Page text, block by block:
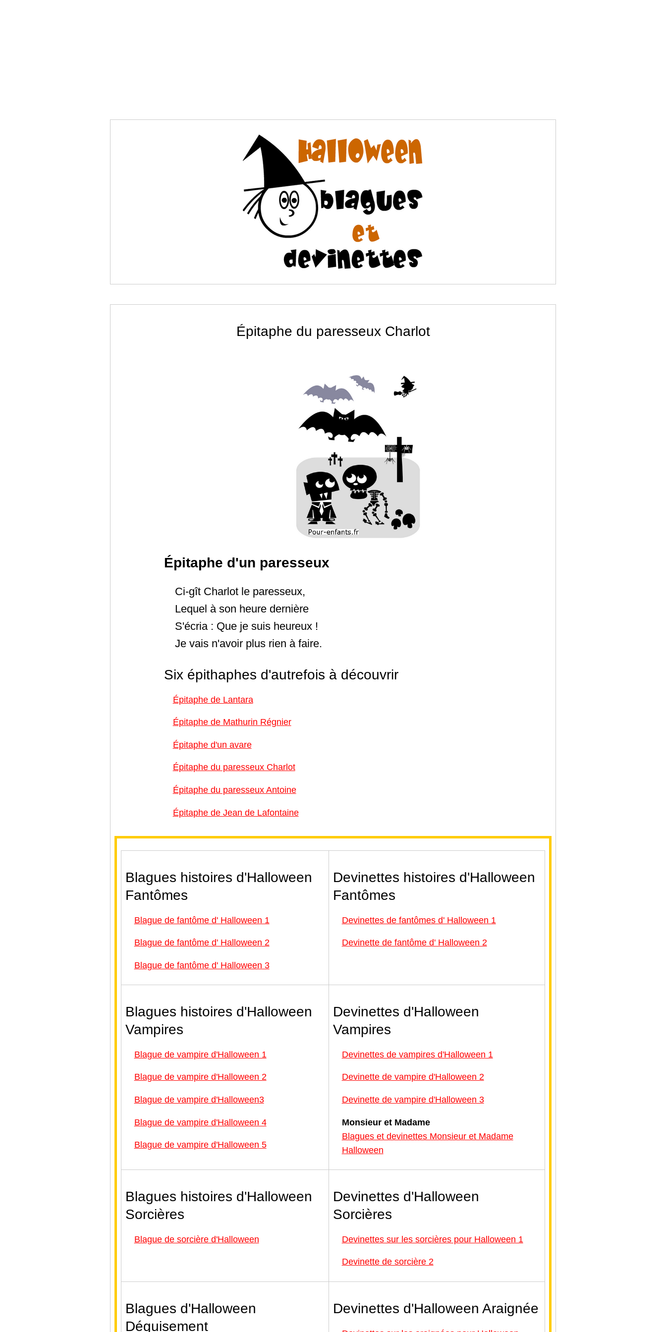
Épitaphe du paresseux Charlot
Épitaphe d'un paresseux
Ci-gît Charlot le paresseux,
Lequel à son heure dernière
S'écria : Que je suis heureux !
Je vais n'avoir plus rien à faire.
Six épithaphes d'autrefois à découvrir
Épitaphe de Lantara
Épitaphe de Mathurin Régnier
Épitaphe d'un avare
Épitaphe du paresseux Charlot
Épitaphe du paresseux Antoine
Épitaphe de Jean de Lafontaine
Blagues histoires d'Halloween
Fantômes
Blague de fantôme d' Halloween 1
Blague de fantôme d' Halloween 2
Blague de fantôme d' Halloween 3
Devinettes histoires d'Halloween
Fantômes
Devinettes de fantômes d' Halloween 1
Devinette de fantôme d' Halloween 2
Blagues histoires d'Halloween
Vampires
Blague de vampire d'Halloween 1
Blague de vampire d'Halloween 2
Blague de vampire d'Halloween3
Blague de vampire d'Halloween 4
Blague de vampire d'Halloween 5
Devinettes d'Halloween
Vampires
Devinettes de vampires d'Halloween 1
Devinette de vampire d'Halloween 2
Devinette de vampire d'Halloween 3
Monsieur et Madame
Blagues et devinettes Monsieur et Madame
Halloween
Blagues histoires d'Halloween
Sorcières
Blague de sorcière d'Halloween
Devinettes d'Halloween
Sorcières
Devinettes sur les sorcières pour Halloween 1
Devinette de sorcière 2
Blagues d'Halloween
Déguisement
Devinettes d'Halloween Araignée